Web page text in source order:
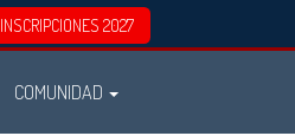
INSCRIPCIONES 2027
COMUNIDAD